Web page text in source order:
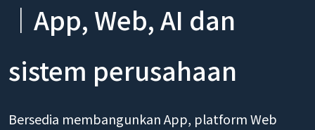
｜App, Web, AI dan
sistem perusahaan
Bersedia membangunkan App, platform Web